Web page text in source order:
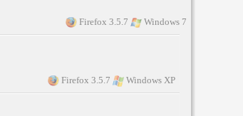
Firefox 3.5.7
Windows 7
Firefox 3.5.7
Windows XP